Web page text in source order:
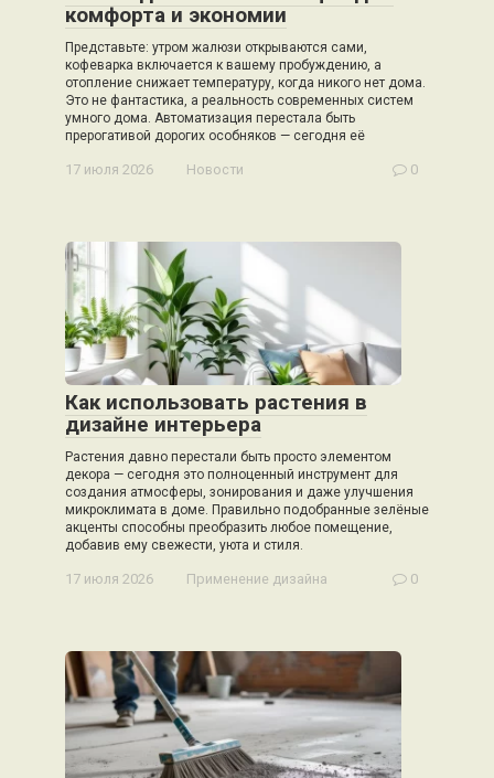
комфорта и экономии
Представьте: утром жалюзи открываются сами,
кофеварка включается к вашему пробуждению, а
отопление снижает температуру, когда никого нет дома.
Это не фантастика, а реальность современных систем
умного дома. Автоматизация перестала быть
прерогативой дорогих особняков — сегодня её
17 июля 2026 Новости 0
Как использовать растения в
дизайне интерьера
Растения давно перестали быть просто элементом
декора — сегодня это полноценный инструмент для
создания атмосферы, зонирования и даже улучшения
микроклимата в доме. Правильно подобранные зелёные
акценты способны преобразить любое помещение,
добавив ему свежести, уюта и стиля.
17 июля 2026 Применение дизайна 0